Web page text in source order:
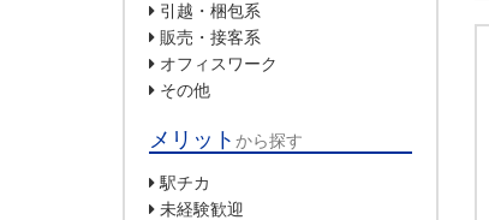
引越・梱包系
販売・接客系
オフィスワーク
その他
メリット から探す
駅チカ
未経験歓迎